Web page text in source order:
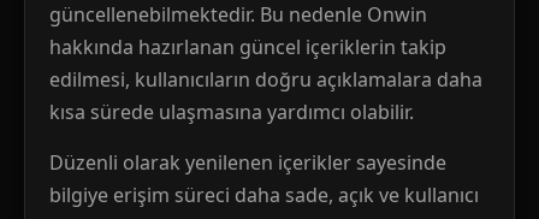
güncellenebilmektedir. Bu nedenle Onwin
hakkında hazırlanan güncel içeriklerin takip
edilmesi, kullanıcıların doğru açıklamalara daha
kısa sürede ulaşmasına yardımcı olabilir.
Düzenli olarak yenilenen içerikler sayesinde
bilgiye erişim süreci daha sade, açık ve kullanıcı